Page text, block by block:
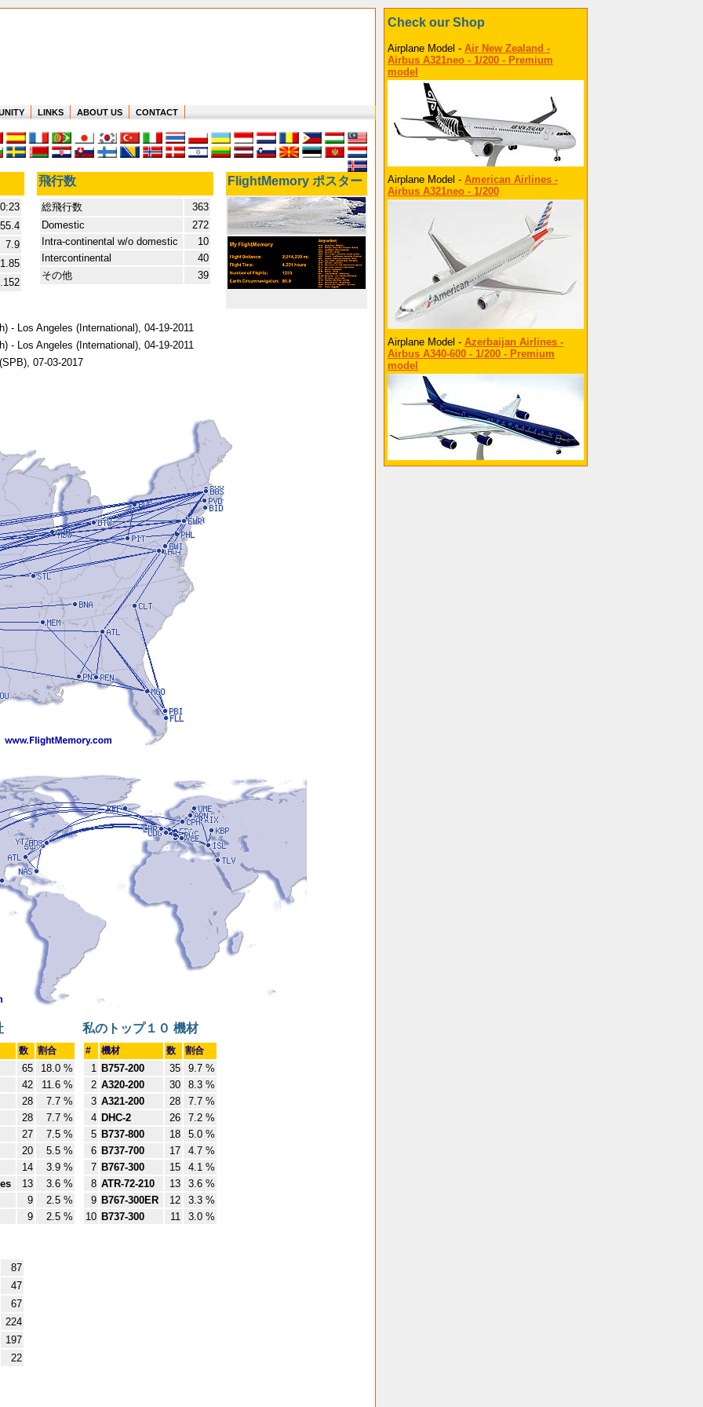
LINKS ABOUT US CONTACT
飛行数 FlightMemory ポスター
55.4
7.9
1.85
総飛行数
363
Domestic
272
Intra-continental w/o domestic
10
Intercontinental
40
その他
39
- Los Angeles (International), 04-19-2011
- Los Angeles (International), 04-19-2011
07-03-2017
数 割合
65
18.0 %
42
11.6 %
28
7.7 %
28
7.7 %
27
7.5 %
20
5.5 %
14
3.9 %
13
3.6 %
9
2.5 %
9
2.5 %
私のトップ１０ 機材
# 機材 数 割合
1 B757-200 35
9.7 %
2 A320-200 30
8.3 %
3 A321-200 28
7.7 %
4 DHC-2 26
7.2 %
5 B737-800 18
5.0 %
6 B737-700 17
4.7 %
7 B767-300 15
4.1 %
8 ATR-72-210 13
3.6 %
9 B767-300ER 12
3.3 %
10 B737-300 11 3.0 %
87
47
67
224
197
22
Check our Shop
Airplane Model - Air New Zealand -
Airbus A321neo - 1/200 - Premium
model
Airplane Model - American Airlines -
Airbus A321neo - 1/200
Airplane Model - Azerbaijan Airlines -
Airbus A340-600 - 1/200 - Premium
model